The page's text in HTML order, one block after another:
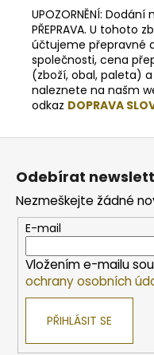
UPOZORNĚNÍ: Dodání
PŘEPRAVA. U tohoto
účtujeme přepravné
společnosti, cena
(zboží, obal, paleta)
naleznete na našm
odkaz DOPRAVA
Z
Odebírat
Nezmeškejte žádné
E-mail
Vložením e-mailu
ochrany osobních
PŘIHLÁSIT SE